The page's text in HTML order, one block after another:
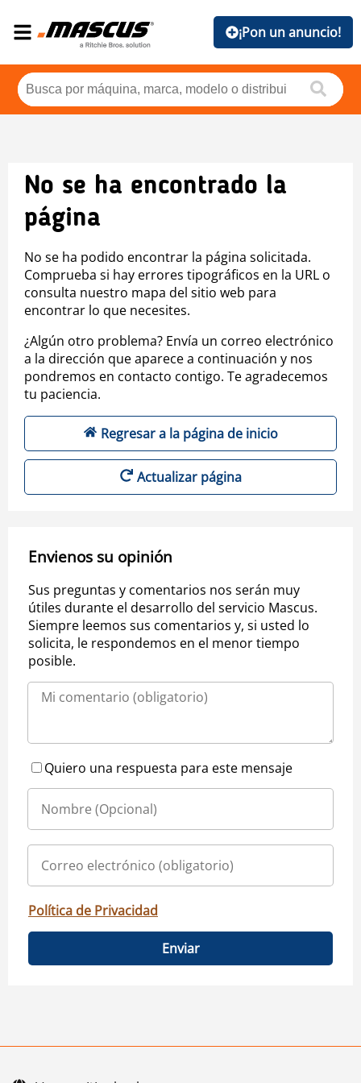
¡Pon un anuncio!
No se ha encontrado la
página
No se ha podido encontrar la página solicitada.
Comprueba si hay errores tipográficos en la URL o
consulta nuestro mapa del sitio web para
encontrar lo que necesites.
¿Algún otro problema? Envía un correo electrónico
a la dirección que aparece a continuación y nos
pondremos en contacto contigo. Te agradecemos
tu paciencia.
Regresar a la página de inicio
Actualizar página
Envienos su opinión
Sus preguntas y comentarios nos serán muy
útiles durante el desarrollo del servicio Mascus.
Siempre leemos sus comentarios y, si usted lo
solicita, le respondemos en el menor tiempo
posible.
Quiero una respuesta para este mensaje
Política de Privacidad
Enviar